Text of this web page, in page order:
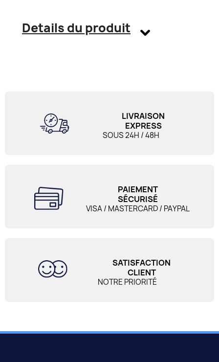
Details du produit
LIVRAISON
EXPRESS
SOUS 24H / 48H
PAIEMENT
SÉCURISÉ
VISA / MASTERCARD / PAYPAL
SATISFACTION
CLIENT
NOTRE PRIORITÉ